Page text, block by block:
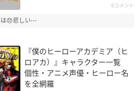
6コメント
は😞悲しい⋯
『僕のヒーローアカデミア（ヒ
ロアカ）』キャラクター一覧
個性・アニメ声優・ヒーロー名
を全網羅